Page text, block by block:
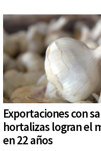
Exportaciones con
hortalizas logran el
en 22 años